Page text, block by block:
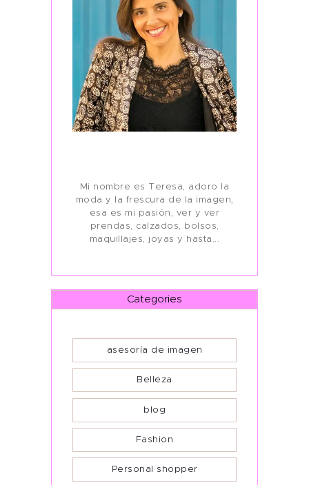
Mi nombre es Teresa, adoro la
moda y la frescura de la imagen,
esa es mi pasión, ver y ver
prendas, calzados, bolsos,
maquillajes, joyas y hasta...
Categories
asesoría de imagen
Belleza
blog
Fashion
Personal shopper